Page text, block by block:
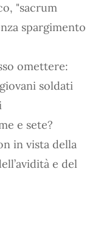
"sacrum
spargimento
omettere:
soldati
e sete?
in vista della
e del